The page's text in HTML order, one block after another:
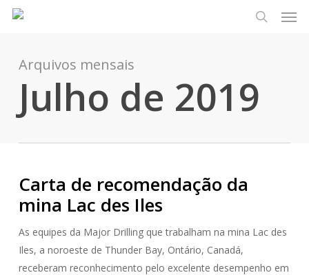
Pular
conteúdo
Arquivos mensais
Julho de 2019
Carta de recomendação da
mina Lac des Iles
As equipes da Major Drilling que trabalham na mina Lac des
Iles, a noroeste de Thunder Bay, Ontário, Canadá,
receberam reconhecimento pelo excelente desempenho em